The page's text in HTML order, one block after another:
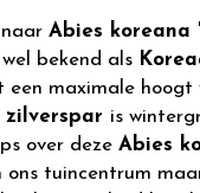
Abies koreana
bekend als
een maximale
zilverspar is
over deze Abies
ons tuincentrum